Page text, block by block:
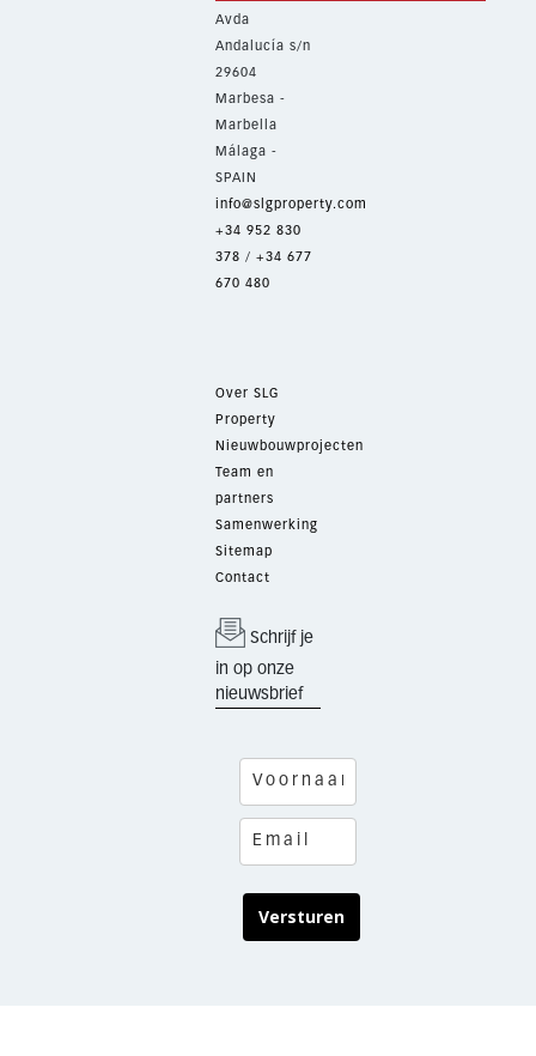
Avda
Andalucía s/n
29604
Marbesa -
Marbella
Málaga -
SPAIN
info@slgproperty.com
+34 952 830
378 / +34 677
670 480
Over SLG
Property
Nieuwbouwprojecten
Team en
partners
Samenwerking
Sitemap
Contact
Schrijf je
in op onze
nieuwsbrief
Versturen